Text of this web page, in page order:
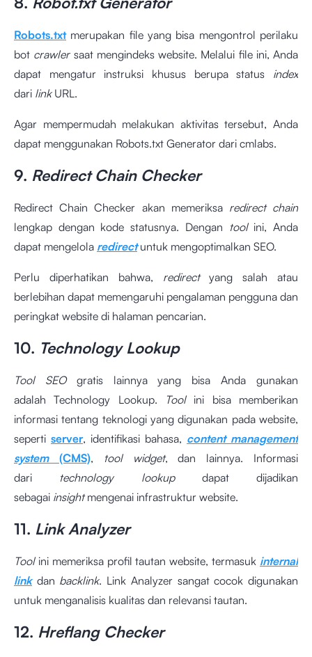
Robots.txtmerupakan file yang bisa mengontrol perilaku
bot crawler saat mengindeks website. Melalui file ini, Anda
dapat mengatur instruksi khusus berupa status index
dari linkURL.
Agar mempermudah melakukan aktivitas tersebut, Anda
dapat menggunakan Robots.txt Generator dari cmlabs.
9. Redirect Chain Checker
Redirect Chain Checker akan memeriksa redirect chain
lengkap dengan kode statusnya. Dengan toolini, Anda
dapat mengelola redirect untuk mengoptimalkan SEO.
Perlu diperhatikan bahwa, redirectyang salah atau
berlebihan dapat memengaruhi pengalaman pengguna dan
peringkat website di halaman pencarian.
10. Technology Lookup
Tool SEOgratis lainnya yang bisa Anda gunakan
adalah Technology Lookup.
Toolini bisa memberikan
informasi tentang teknologi yang digunakan pada website,
seperti server, identifikasi bahasa, content management
system(CMS), tool widget, dan lainnya. Informasi
dari technology lookupdapat dijadikan
sebagai insightmengenai infrastruktur website.
11. Link Analyzer
Toolini memeriksa profil tautan website, termasuk internal
link dan backlink. Link Analyzer sangat cocok digunakan
untuk menganalisis kualitas dan relevansi tautan.
12. Hreflang Checker